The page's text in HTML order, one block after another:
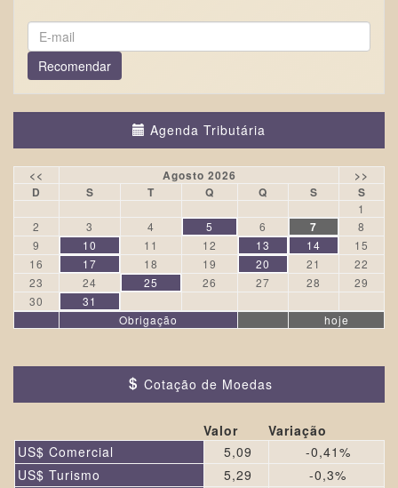
Agenda Tributária
<< Agosto 2026
>>
D
S T Q Q S S
Obrigação hoje
1
2
3 4 5 6 7
8
9
10 11 12 13 14
15
16
17 18 19 20 21
22
23
24 25 26 27 28
29
30
31
Cotação de Moedas
Valor Variação
US$ Comercial 5,09
-0,41%
US$ Turismo
5,29
-0,3%